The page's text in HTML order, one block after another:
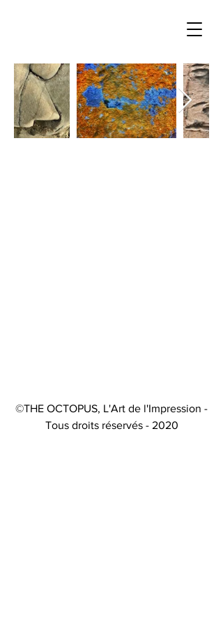
©THE OCTOPUS, L'Art de l'Impression -
Tous droits réservés - 2020